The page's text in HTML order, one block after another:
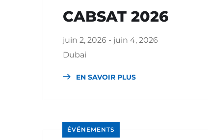
CABSAT 2026
juin 2, 2026 - juin 4, 2026
Dubai
EN SAVOIR PLUS
ÉVÉNEMENTS